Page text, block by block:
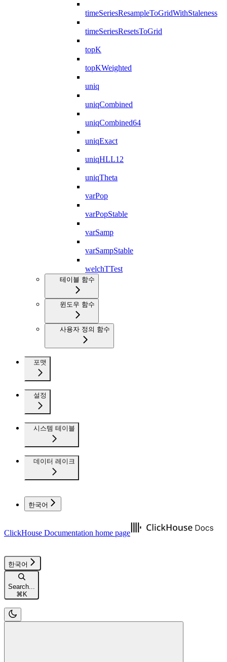
timeSeriesResampleToGridWithStaleness
timeSeriesResetsToGrid
topK
topKWeighted
uniq
uniqCombined
uniqCombined64
uniqExact
uniqHLL12
uniqTheta
varPop
varPopStable
varSamp
varSampStable
welchTTest
테이블 함수
윈도우 함수
사용자 정의 함수
포맷
설정
시스템 테이블
데이터 레이크
한국어
ClickHouse Documentation home page
한국어
Search...
⌘K